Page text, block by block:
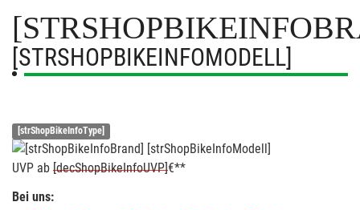
[STRSHOPBIKEINFOMODELL]
[strShopBikeInfoType]
UVP ab [decShopBikeInfoUVP]€**
Bei uns: